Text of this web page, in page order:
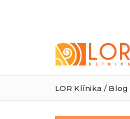
Klīnika
LOR Klīnika / Blog